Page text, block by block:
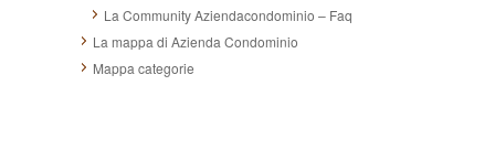
La Community Aziendacondominio – Faq
La mappa di Azienda Condominio
Mappa categorie